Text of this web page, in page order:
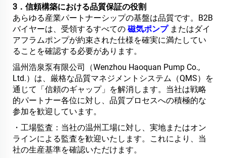
3．信頼構築における品質保証の役割
あらゆる産業パートナーシップの基盤は品質です。B2B
バイヤーは、受領するすべての 磁気ポンプ またはダイ
アフラムポンプが約束された仕様を確実に満たしてい
ることを確認する必要があります。
温州浩泉泵有限公司（Wenzhou Haoquan Pump Co.,
Ltd.）は、厳格な品質マネジメントシステム（QMS）を
通じて「信頼のギャップ」を解消します。当社は戦略
的パートナー各位に対し、品質プロセスへの積極的な
参加を歓迎しています。
・工場監査：当社の温州工場に対し、実地またはオン
ラインによる監査を歓迎いたします。これにより、当
社の生産基準を確認いただけます。